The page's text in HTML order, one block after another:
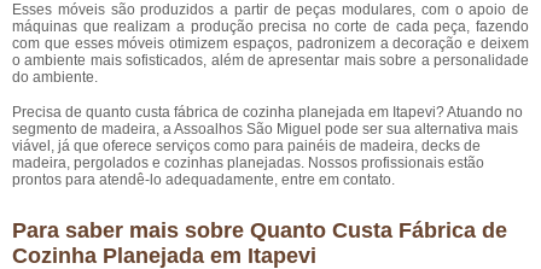
Esses móveis são produzidos a partir de peças modulares, com o apoio de
máquinas que realizam a produção precisa no corte de cada peça, fazendo
com que esses móveis otimizem espaços, padronizem a decoração e deixem
o ambiente mais sofisticados, além de apresentar mais sobre a personalidade
do ambiente.
Precisa de quanto custa fábrica de cozinha planejada em Itapevi? Atuando no
segmento de madeira, a Assoalhos São Miguel pode ser sua alternativa mais
viável, já que oferece serviços como para painéis de madeira, decks de
madeira, pergolados e cozinhas planejadas. Nossos profissionais estão
prontos para atendê-lo adequadamente, entre em contato.
Para saber mais sobre Quanto Custa Fábrica de
Cozinha Planejada em Itapevi